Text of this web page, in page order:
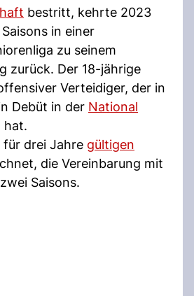
bestritt, kehrte 2023
in einer
zu seinem
zurück. Der 18-jährige
Verteidiger, der in
Debüt in der National
hat.
für drei Jahre gültigen
die Vereinbarung mit
Saisons.